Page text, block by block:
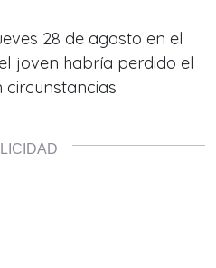
28 de agosto en el
joven habría perdido el
circunstancias